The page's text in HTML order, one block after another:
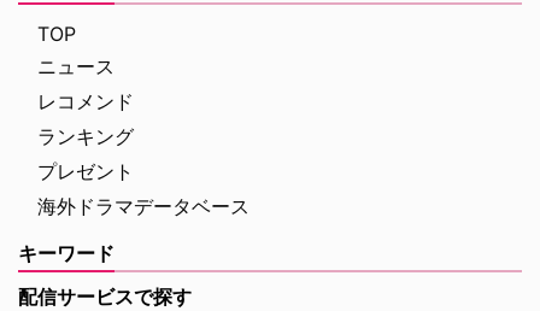
TOP
ニュース
レコメンド
ランキング
プレゼント
海外ドラマデータベース
キーワード
配信サービスで探す